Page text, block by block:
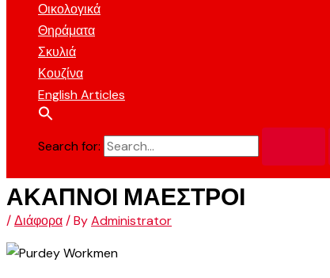
Οικολογικά
Θηράματα
Σκυλιά
Κουζίνα
English Articles
Search for:
ΑΚΑΠΝΟΙ ΜΑΕΣΤΡΟΙ
/Διάφορα/ ByAdministrator